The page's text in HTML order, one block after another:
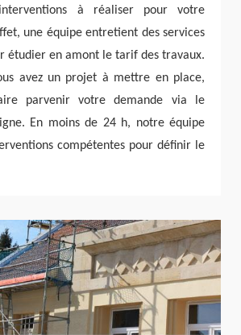
à réaliser pour votre
une équipe entretient des services
étudier en amont le tarif des travaux.
avez un projet à mettre en place,
parvenir votre demande via le
En moins de 24 h, notre équipe
compétentes pour définir le